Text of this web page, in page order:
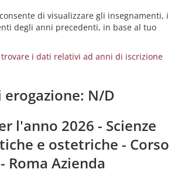
di visualizzare gli insegnamenti, i
degli anni precedenti, in base al tuo
i dati relativi ad anni di iscrizione
N/D
l'anno 2026 - Scienze
e ostetriche - Corso
Roma Azienda